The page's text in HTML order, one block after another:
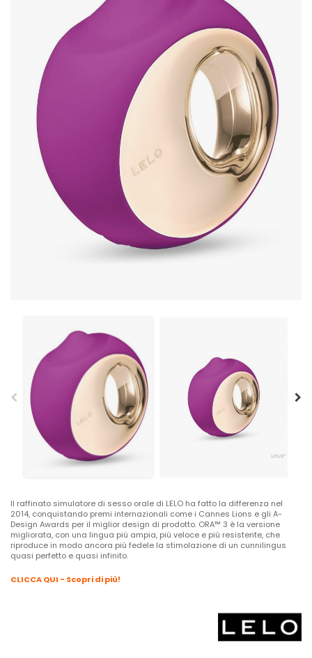
Il raffinato simulatore di sesso orale di LELO ha fatto la differenza nel
2014, conquistando premi internazionali come i Cannes Lions e gli A-
Design Awards per il miglior design di prodotto. ORA™ 3 è la versione
migliorata, con una lingua più ampia, più veloce e più resistente, che
riproduce in modo ancora più fedele la stimolazione di un cunnilingus
quasi perfetto e quasi infinito.
CLICCA QUI - Scopri di più!